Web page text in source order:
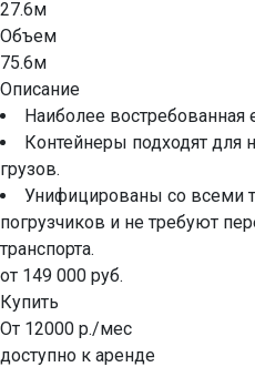
27.6м
Объем
75.6м
Описание
Наиболее востребованная
Контейнеры подходят для
грузов.
Унифицированы со всеми
погрузчиков и не требуют
транспорта.
от 149 000 руб.
Купить
От 12000 р./мес
доступно к аренде